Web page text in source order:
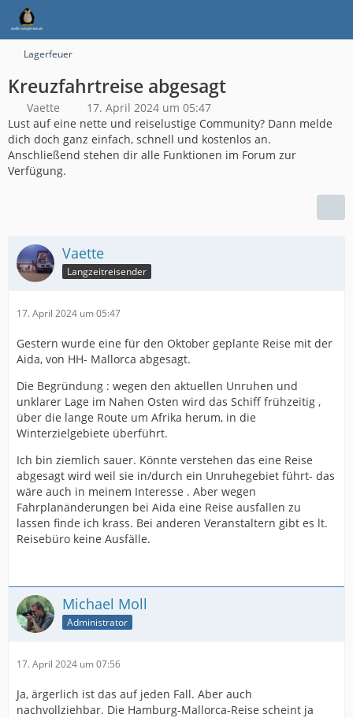
Lagerfeuer
Kreuzfahrtreise abgesagt
Vaette
17. April 2024 um 05:47
Lust auf eine nette und reiselustige Community? Dann melde
dich doch ganz einfach, schnell und kostenlos an.
Anschließend stehen dir alle Funktionen im Forum zur
Verfügung.
Vaette
Langzeitreisender
17. April 2024 um 05:47
Gestern wurde eine für den Oktober geplante Reise mit der
Aida, von HH- Mallorca abgesagt.
Die Begründung : wegen den aktuellen Unruhen und
unklarer Lage im Nahen Osten wird das Schiff frühzeitig ,
über die lange Route um Afrika herum, in die
Winterzielgebiete überführt.
Ich bin ziemlich sauer. Könnte verstehen das eine Reise
abgesagt wird weil sie in/durch ein Unruhegebiet führt- das
wäre auch in meinem Interesse . Aber wegen
Fahrplanänderungen bei Aida eine Reise ausfallen zu
lassen finde ich krass. Bei anderen Veranstaltern gibt es lt.
Reisebüro keine Ausfälle.
Michael Moll
Administrator
17. April 2024 um 07:56
Ja, ärgerlich ist das auf jeden Fall. Aber auch
nachvollziehbar. Die Hamburg-Mallorca-Reise scheint ja